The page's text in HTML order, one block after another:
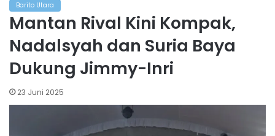
Barito Utara
Mantan Rival Kini Kompak,
Nadalsyah dan Suria Baya
Dukung Jimmy-Inri
23 Juni 2025